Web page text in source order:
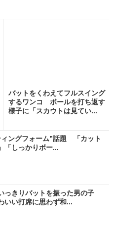
バットをくわえてフルスイング
するワンコ ボールを打ち返す
様子に「スカウトは見てい...
ィングフォーム”話題 「カット
「しっかりボー...
っきりバットを振った男の子
い打席に思わず和...